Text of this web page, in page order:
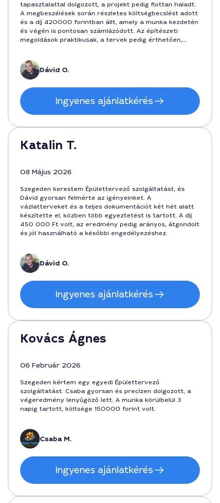
tapasztalattal dolgozott, a projekt pedig flottan haladt.
A megbeszélések során részletes költségbecslést adott
és a díj 420000 forintban állt, amely a munka kezdetén
és végén is pontosan számlázódott. Az építészeti
megoldások praktikusak, a tervek pedig érthetően,
készítettük el az épület legfőbb paramétereit, és a
munka 10 hét alatt zárult le.
Dávid O.
Ingyenes ajánlatkérés
Katalin T.
08 Május 2026
Szegeden kerestem Épülettervező szolgáltatást, és
Dávid gyorsan felmérte az igényeinket. A
vázlatterveket és a teljes dokumentációt két hét alatt
készítette el, közben több egyeztetést is tartott. A díj
450 000 Ft volt, az eredmény pedig arányos, átgondolt
és jól használható a későbbi engedélyezéshez.
Dávid O.
Ingyenes ajánlatkérés
Kovács Ágnes
06 Február 2026
Szegeden kértem egy egyedi Épülettervező
szolgáltatást. Csaba gyorsan és precízen dolgozott, a
végeredmény lenyűgöző lett. A munka körülbelül 3
napig tartott, költsége 150000 forint volt.
Csaba M.
Ingyenes ajánlatkérés